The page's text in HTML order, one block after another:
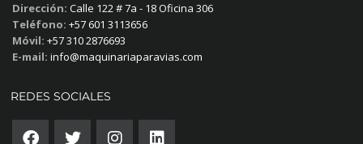
Dirección: Calle 122 # 7a - 18 Oficina 306
Teléfono: +57 601 3113656
Móvil: +57 310 2876693
E-mail: info@maquinariaparavias.com
REDES SOCIALES